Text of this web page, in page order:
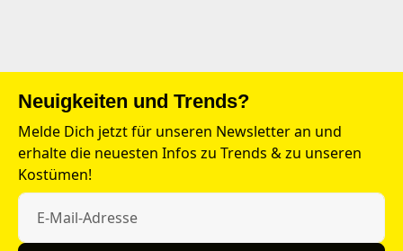
Neuigkeiten und Trends?
Melde Dich jetzt für unseren Newsletter an und
erhalte die neuesten Infos zu Trends & zu unseren
Kostümen!